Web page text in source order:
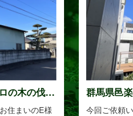
の木の伐採
住まいのE様
群馬県邑
リコの伐
今回ご依頼